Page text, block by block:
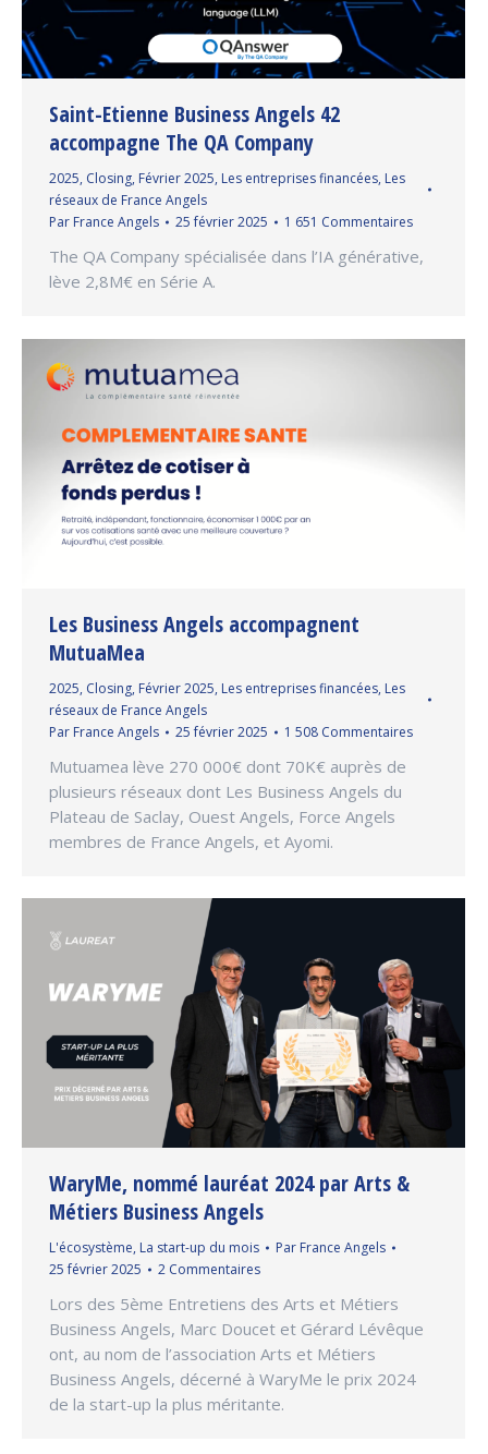
Saint-Etienne Business Angels 42
accompagne The QA Company
2025, Closing, Février 2025, Les entreprises financées, Les
réseaux de France Angels
Par France Angels 25 février 2025 1 651 Commentaires
The QA Company spécialisée dans l’IA générative,
lève 2,8M€ en Série A.
Les Business Angels accompagnent
MutuaMea
2025, Closing, Février 2025, Les entreprises financées, Les
réseaux de France Angels
Par France Angels 25 février 2025 1 508 Commentaires
Mutuamea lève 270 000€ dont 70K€ auprès de
plusieurs réseaux dont Les Business Angels du
Plateau de Saclay, Ouest Angels, Force Angels
membres de France Angels, et Ayomi.
WaryMe, nommé lauréat 2024 par Arts &
Métiers Business Angels
L'écosystème, La start-up du mois Par France Angels
25 février 2025
2 Commentaires
Lors des 5ème Entretiens des Arts et Métiers
Business Angels, Marc Doucet et Gérard Lévêque
ont, au nom de l’association Arts et Métiers
Business Angels, décerné à WaryMe le prix 2024
de la start-up la plus méritante.